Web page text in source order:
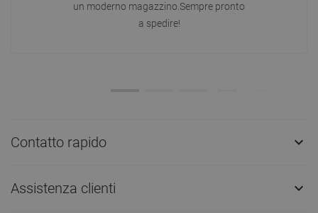
un moderno magazzino.Sempre pronto
a spedire!
Contatto rapido 
Assistenza clienti 